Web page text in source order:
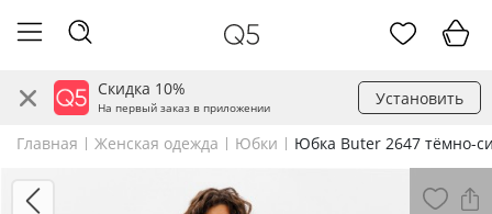
Скидка 10%
На первый заказ в приложении Установить
Главная Женская одежда Юбки Юбка Buter 2647 тёмно-